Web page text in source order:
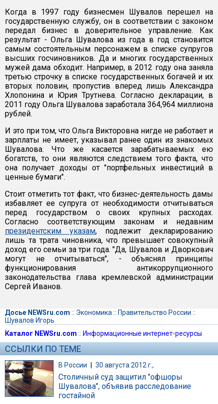
Когда в 1997 году бизнесмен Шувалов перешел на
государственную службу, он в соответствии с законом
передал бизнес в доверительное управление. Как
результат - Ольга Шувалова из года в год становится
самым состоятельным персонажем в списке супругов
высших госчиновников. Да и многих государственных
мужей дама обходит. Например, в 2012 году она заняла
третью строчку в списке государственных богачей и их
вторых половин, пропустив вперед лишь Александра
Хлопонина и Юрия Трутнева. Согласно декларации, в
2011 году Ольга Шувалова заработала 364,964 миллиона
рублей.
И это при том, что Ольга Викторовна нигде не работает и
зарплаты не имеет, указывал ранее один из знакомых
Шувалова. Что же касается зарабатываемых ею
богатств, то они являются следствием того факта, что
она получает доходы от "портфельных инвестиций в
ценные бумаги".
Стоит отметить тот факт, что бизнес-деятельность дамы
избавляет ее супруга от необходимости отчитываться
перед государством о своих крупных расходах.
Согласно соответствующим законам и недавним
президентским указам, подлежит декларированию
лишь та трата чиновника, что превышает совокупный
доход его семьи за три года. "Да, Шувалов и Дворкович
могут не отчитываться", - объяснял принципы
функционирования антикоррупционного
законодательства глава кремлевской администрации
Сергей Иванов.
Досье NEWSru.com :: Экономика :: Правительство России ::
Шувалов Игорь
Каталог NEWSru.com :: Информационные интернет-ресурсы
ССЫЛКИ ПО ТЕМЕ
В России | 30 августа 2012 г.,
Столичный суд защитил "офшоры
Шувалова", объявив расследование
гостайной